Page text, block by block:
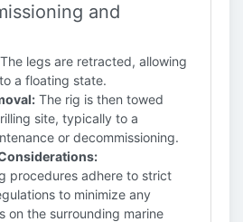
and
The legs are retracted, allowing
a floating state.
The rig is then towed
site, typically to a
or decommissioning.
procedures adhere to strict
to minimize any
on the surrounding marine